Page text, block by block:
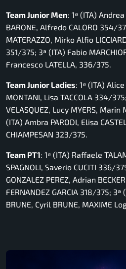
Team Junior Men: 1ª (ITA)
BARONE, Alfredo CALORO 354/
MATERAZZO, Mirko Alfio
351/375; 3ª (ITA) Fabio
Francesco LATELLA, 336/375.
Team Junior Ladies: 1ª (ITA)
MONTANI, Lisa TACCOLA 334/
VELASQUEZ, Lucy MYERS, Marin
(ITA) Ambra PARODI, Elisa
CHIAMPESAN 323/375.
Team PT1: 1ª (ITA) Raffaele
SPAGNOLI, Saverio CUCITI 336/
GONZALEZ PEREZ, Adrian
FERNANDEZ GARCIA 318/375;
BRUNE, Cyril BRUNE, MAXIME